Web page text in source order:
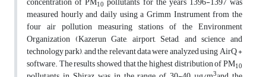
10
measured hourly and daily using a Grimm Instrument from the
four air pollution measuring stations of the Environment
Organization (Kazerun Gate, airport, Setad, and science and
technology park), and the relevant data were analyzed using AirQ +
software. The results showed that the highest distribution of PM10
3